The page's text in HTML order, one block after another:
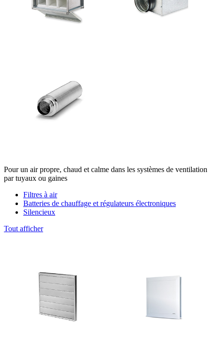
Pour un air propre, chaud et calme dans les systèmes de ventilation
par tuyaux ou gaines
Filtres à air
Batteries de chauffage et régulateurs électroniques
Silencieux
Tout afficher